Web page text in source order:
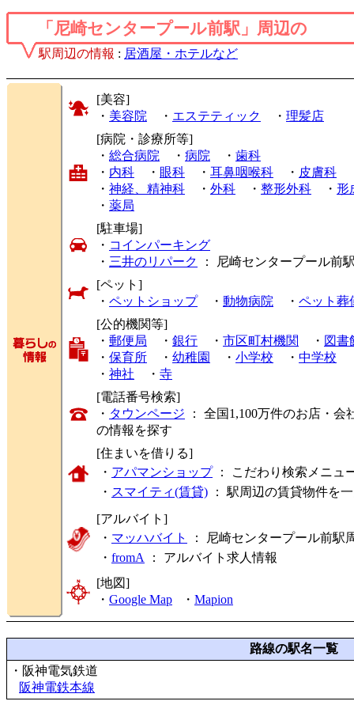
「尼崎センタープール前駅」周辺の
駅周辺の情報 : 居酒屋・ホテルなど
[美容]
・ 美容院 ・ エステティック ・ 理髪店
[病院・診療所等]
・ 総合病院 ・ 病院 ・ 歯科
・ 内科 ・ 眼科 ・ 耳鼻咽喉科 ・ 皮膚科
・ 神経、精神科 ・ 外科 ・ 整形外科 ・ 形
・ 薬局
[駐車場]
・ コインパーキング
・ 三井のリパーク
： 尼崎センタープール前
[ペット]
・ ペットショップ・ 動物病院 ・ ペット葬
[公的機関等]
・ 郵便局 ・ 銀行 ・ 市区町村機関 ・ 図書
・ 保育所 ・ 幼稚園 ・ 小学校 ・ 中学校
・ 神社 ・ 寺
[電話番号検索]
・ タウンページ ： 全国1,100万件のお店・
の情報を探す
[住まいを借りる]
・ アパマンショップ： こだわり検索メニュ
・ スマイティ(賃貸) ： 駅周辺の賃貸物件を
[アルバイト]
・ マッハバイト
： 尼崎センタープール前駅
・ fromA ： アルバイト求人情報
[地図]
・ Google Map ・ Mapion
路線の駅名一覧
・阪神電気鉄道
阪神電鉄本線